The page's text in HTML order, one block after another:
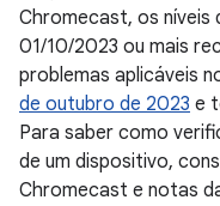
Chromecast, os níveis
01/10/2023 ou mais
problemas aplicáveis
de outubro de 2023 e
Para saber como
de um dispositivo,
Chromecast e notas